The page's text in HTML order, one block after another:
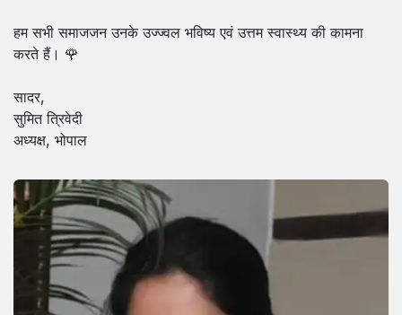
हम सभी समाजजन उनके उज्ज्वल भविष्य एवं उत्तम स्वास्थ्य की कामना
करते हैं। 🌹
सादर,
सुमित त्रिवेदी
अध्यक्ष, भोपाल